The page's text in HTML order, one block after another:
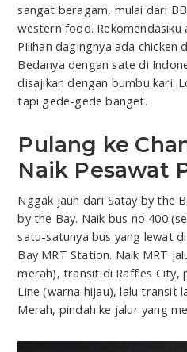
sangat beragam, mulai dari
western food. Rekomendasiku
Pilihan dagingnya ada chicken
Bedanya dengan sate di
disajikan dengan bumbu kari.
tapi gede-gede banget.
Pulang ke
Naik Pesawat
Nggak jauh dari Satay by the
by the Bay. Naik bus no 400
satu-satunya bus yang lewat
Bay MRT Station. Naik MRT
merah), transit di Raffles City,
Line (warna hijau), lalu transit
Merah, pindah ke jalur yang